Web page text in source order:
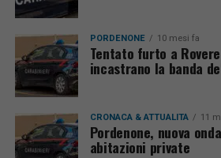
PORDENONE 10 mesi fa
Tentato furto a
incastrano la banda
CRONACA & ATTUALITÀ 11
Pordenone, nuova
abitazioni private